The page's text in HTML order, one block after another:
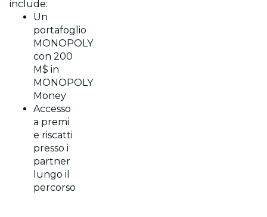
include:
Un
portafoglio
MONOPOLY
con 200
M$ in
MONOPOLY
Money
Accesso
a premi
e riscatti
presso i
partner
lungo il
percorso